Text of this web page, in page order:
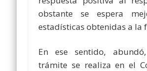
obstante se espera
estadísticas obtenidas a la
En ese sentido,
trámite se realiza en el